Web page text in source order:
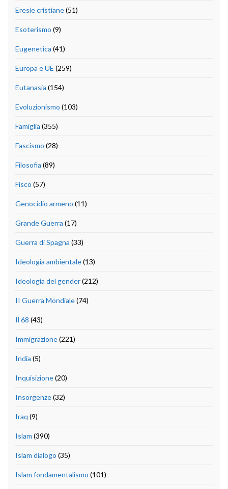
Eresie cristiane(51)
Esoterismo (9)
Eugenetica (41)
Europa e UE (259)
Eutanasia (154)
Evoluzionismo (103)
Famiglia (355)
Fascismo (28)
Filosofia (89)
Fisco (57)
Genocidio armeno (11)
Grande Guerra (17)
Guerra di Spagna (33)
Ideologia ambientale(13)
Ideologia del gender(212)
II Guerra Mondiale(74)
Il 68 (43)
Immigrazione(221)
India (5)
Inquisizione(20)
Insorgenze(32)
Iraq (9)
Islam (390)
Islam dialogo (35)
Islam fondamentalismo (101)